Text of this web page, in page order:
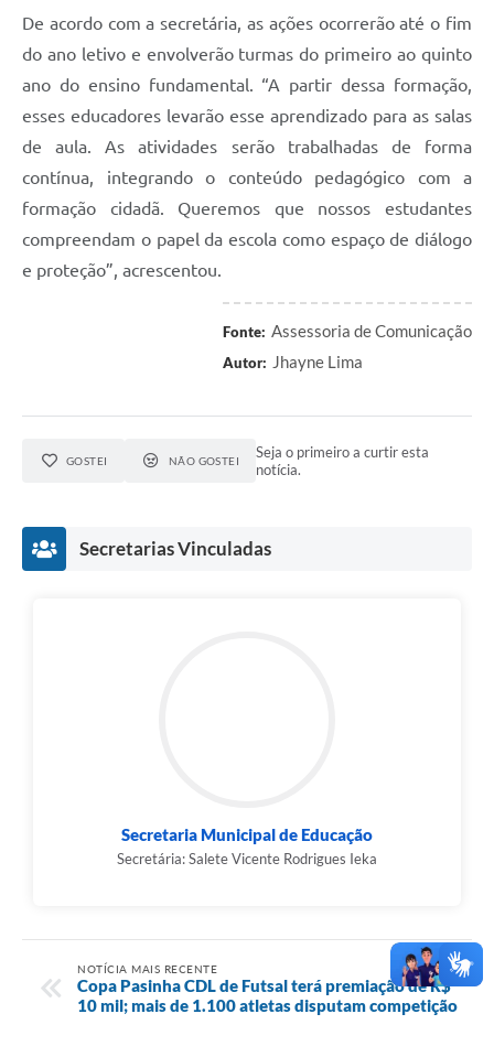
De acordo com a secretária, as ações ocorrerão até o fim
do ano letivo e envolverão turmas do primeiro ao quinto
ano do ensino fundamental. “A partir dessa formação,
esses educadores levarão esse aprendizado para as salas
de aula. As atividades serão trabalhadas de forma
contínua, integrando o conteúdo pedagógico com a
formação cidadã. Queremos que nossos estudantes
compreendam o papel da escola como espaço de diálogo
e proteção”, acrescentou.
Fonte: Assessoria de Comunicação
Autor: Jhayne Lima
GOSTEI NÃO GOSTEI
Seja o primeiro a curtir esta
notícia.
Secretarias Vinculadas
Secretaria Municipal de Educação
Secretária: Salete Vicente Rodrigues Ieka
NOTÍCIA MAIS RECENTE
Copa Pasinha CDL de Futsal terá premiação de R$
10 mil; mais de 1.100 atletas disputam competição